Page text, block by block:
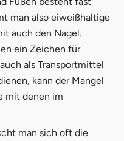
man also eiweißhaltige
auch den Nagel.
ein Zeichen für
als Transportmittel
kann der Mangel
mit denen im
man sich oft die